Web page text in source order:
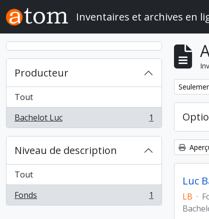
Skip to main content
Inventaires et archives en
Producteur
Tout
Bachelot Luc
, 1 résultats 1
Niveau de description
Tout
Fonds
, 1 résultats 1
Remove
Luc
LB ·